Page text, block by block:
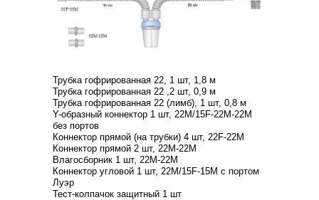
Трубка гофрированная 22, 1 шт, 1,8 м
Трубка гофрированная 22 ,2 шт, 0,9 м
Трубка гофрированная 22 (лимб), 1 шт, 0,8 м
Y-образный коннектор 1 шт, 22М/15F-22М-22М
без портов
Коннектор прямой (на трубки) 4 шт, 22F-22М
Коннектор прямой 2 шт, 22М-22М
Влагосборник 1 шт, 22М-22М
Коннектор угловой 1 шт, 22М/15F-15М с портом
Луэр
Тест-колпачок защитный 1 шт